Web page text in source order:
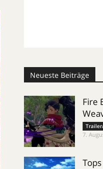
Neueste Beiträge
Fire
7.